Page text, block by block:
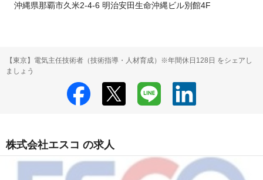
沖縄県那覇市久米2-4-6 明治安田生命沖縄ビル別館4F
【東京】電気主任技術者（技術指導・人材育成）※年間休日128日 をシェアし
ましょう
株式会社エスコ の求人